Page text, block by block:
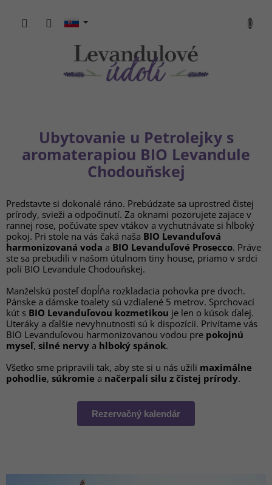
obsah
KOŠÍK
Ubytovanie u Petrolejky s
aromaterapiou BIO Levandule
Chodouňskej
Predstavte si dokonalé ráno. Prebúdzate sa uprostred čistej
prírody, svieži a odpočinutí. Za oknami pozorujete zajace v
rannej rose, počúvate spev vtákov a vychutnávate si hlboký
pokoj. Pri stole na vás čaká naša BIO Levanduľová
harmonizovaná voda a BIO Levanduľové Prosecco. Práve
ste sa prebudili v našom útulnom tiny house, priamo v srdci
polí BIO Levandule Chodouňskej.
Manželskú posteľ dopĺňa rozkladacia pohovka pre dvoch.
Pánske a dámske toalety sú vzdialené 5 metrov. Sprchovací
kút s BIO Levanduľovou kozmetikou je len o kúsok ďalej.
Uteráky a ďalšie nevyhnutnosti sú k dispozícii. Privítame vás
BIO Levanduľovou harmonizovanou vodou pre pokojnú
myseľ, silné nervy a hlboký spánok.
Všetko sme pripravili tak, aby ste si u nás užili maximálne
pohodlie, súkromie a načerpali silu z čistej prírody.
Rezervačný kalendár